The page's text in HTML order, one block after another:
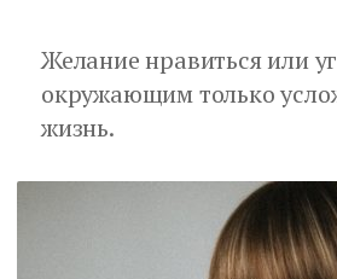
Желание нравиться или
окружающим только
жизнь.